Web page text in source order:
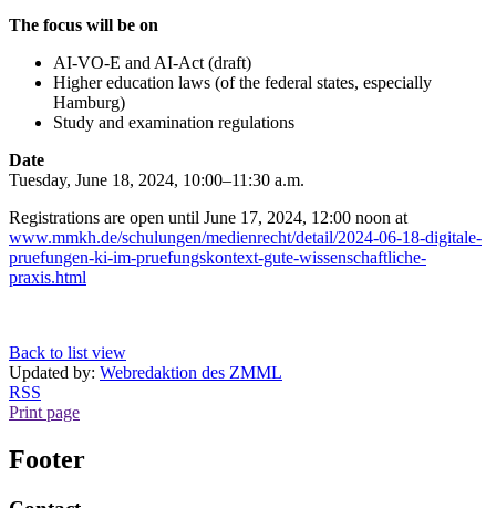
The focus will be on
AI-VO-E and AI-Act (draft)
Higher education laws (of the federal states, especially
Hamburg)
Study and examination regulations
Date
Tuesday, June 18, 2024, 10:00–11:30 a.m.
Registrations are open until June 17, 2024, 12:00 noon at
www.mmkh.de/schulungen/medienrecht/detail/2024-06-18-digitale-
pruefungen-ki-im-pruefungskontext-gute-wissenschaftliche-
praxis.html
Back to list view
Updated by: Webredaktion des ZMML
RSS
Print page
Footer